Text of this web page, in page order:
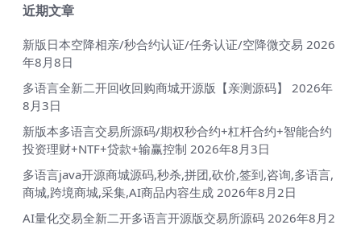
近期文章
新版日本空降相亲/秒合约认证/任务认证/空降微交易 2026
年8月8日
多语言全新二开回收回购商城开源版【亲测源码】
2026年
8月3日
新版本多语言交易所源码/期权秒合约+杠杆合约+智能合约
投资理财+NTF+贷款+输赢控制 2026年8月3日
多语言java开源商城源码,秒杀,拼团,砍价,签到,咨询,多语言,
商城,跨境商城,采集,AI商品内容生成 2026年8月2日
AI量化交易全新二开多语言开源版交易所源码 2026年8月2